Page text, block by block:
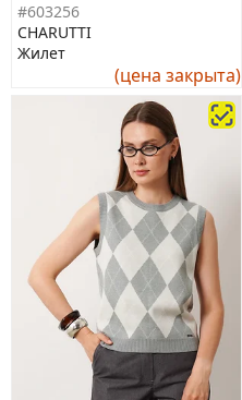
#603256
CHARUTTI
Жилет
(цена закрыта)